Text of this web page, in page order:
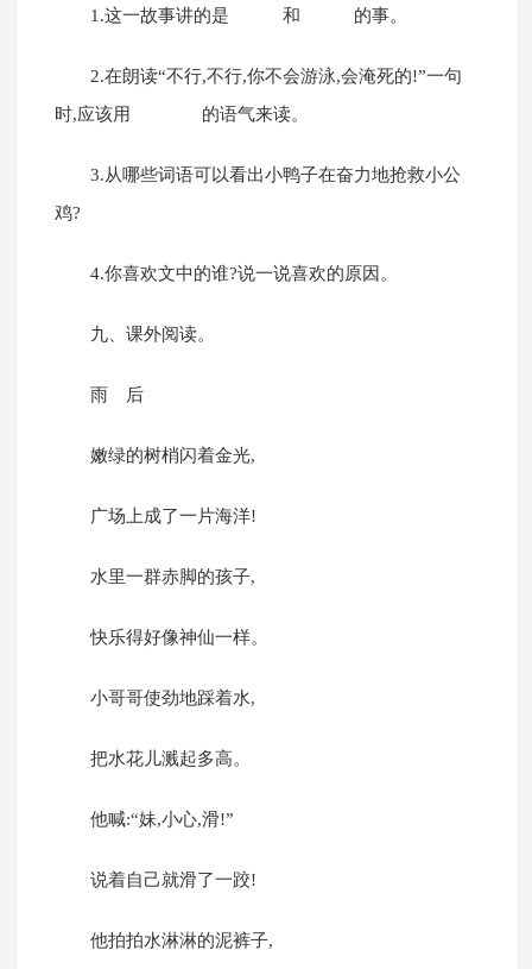
1.这一故事讲的是 和 的事。
2.在朗读“不行,不行,你不会游泳,会淹死的!”一句
时,应该用 的语气来读。
3.从哪些词语可以看出小鸭子在奋力地抢救小公
鸡?
4.你喜欢文中的谁?说一说喜欢的原因。
九、课外阅读。
雨 后
嫩绿的树梢闪着金光,
广场上成了一片海洋!
水里一群赤脚的孩子,
快乐得好像神仙一样。
小哥哥使劲地踩着水,
把水花儿溅起多高。
他喊:“妹,小心,滑!”
说着自己就滑了一跤!
他拍拍水淋淋的泥裤子,